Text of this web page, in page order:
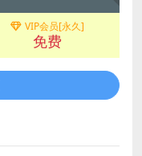
VIP会员[永久]
免费